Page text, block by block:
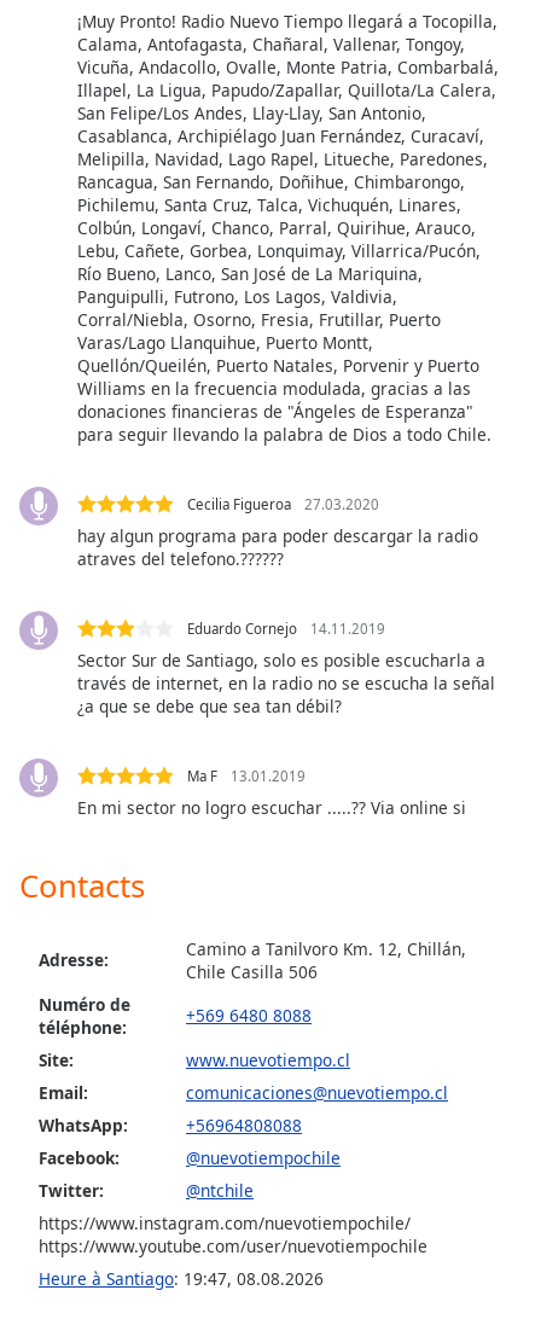
descriptions
,
selected
subtitles
settings,
opens
subtitles
settings
dialog
subtitles
selected
Picture-
in-
Picture
Fullscreen
dialog
will
cancel
close
window.
Color
Opacity
Background
Color
¡Muy Pronto! Radio Nuevo Tiempo llegará a Tocopilla,
Calama, Antofagasta, Chañaral, Vallenar, Tongoy,
Vicuña, Andacollo, Ovalle, Monte Patria, Combarbalá,
Illapel, La Ligua, Papudo/Zapallar, Quillota/La Calera,
San Felipe/Los Andes, Llay-Llay, San Antonio,
Casablanca, Archipiélago Juan Fernández, Curacaví,
Melipilla, Navidad, Lago Rapel, Litueche, Paredones,
Rancagua, San Fernando, Doñihue, Chimbarongo,
Pichilemu, Santa Cruz, Talca, Vichuquén, Linares,
Colbún, Longaví, Chanco, Parral, Quirihue, Arauco,
Lebu, Cañete, Gorbea, Lonquimay, Villarrica/Pucón,
Río Bueno, Lanco, San José de La Mariquina,
Panguipulli, Futrono, Los Lagos, Valdivia,
Corral/Niebla, Osorno, Fresia, Frutillar, Puerto
Varas/Lago Llanquihue, Puerto Montt,
Quellón/Queilén, Puerto Natales, Porvenir y Puerto
Williams en la frecuencia modulada, gracias a las
donaciones financieras de "Ángeles de Esperanza"
para seguir llevando la palabra de Dios a todo Chile.
Cecilia Figueroa 27.03.2020
hay algun programa para poder descargar la radio
atraves del telefono.??????
Eduardo Cornejo 14.11.2019
Sector Sur de Santiago, solo es posible escucharla a
través de internet, en la radio no se escucha la señal
¿a que se debe que sea tan débil?
Ma F 13.01.2019
En mi sector no logro escuchar .....?? Via online si
Contacts
Adresse:
Camino a Tanilvoro Km. 12, Chillán,
Chile Casilla 506
Numéro de
téléphone:
+569 6480 8088
Site:
www.nuevotiempo.cl
Email:
comunicaciones@nuevotiempo.cl
WhatsApp:
+56964808088
Facebook:
@nuevotiempochile
Twitter:
@ntchile
https://www.instagram.com/nuevotiempochile/
https://www.youtube.com/user/nuevotiempochile
Heure à Santiago: 19:47, 08.08.2026